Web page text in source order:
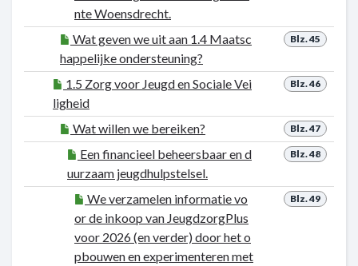
nte Woensdrecht.
Blz. 45
Wat geven we uit aan 1.4 Maatsc
happelijke ondersteuning?
Blz. 46
1.5 Zorg voor Jeugd en Sociale Vei
ligheid
Blz. 47
Wat willen we bereiken?
Blz. 48
Een financieel beheersbaar en d
uurzaam jeugdhulpstelsel.
Blz. 49
We verzamelen informatie vo
or de inkoop van JeugdzorgPlus
voor 2026 (en verder) door het o
pbouwen en experimenteren met